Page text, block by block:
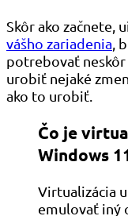
Skôr ako začnete,
vášho zariadenia ,
potrebovať
urobiť nejaké
ako to urobiť.
Čo je
Windows
Virtualizácia
emulovať iný